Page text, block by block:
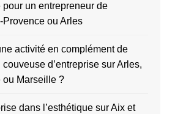
un entrepreneur de
Provence ou Arles
activité en complément de
d’entreprise sur Arles,
ou Marseille ?
dans l’esthétique sur Aix et